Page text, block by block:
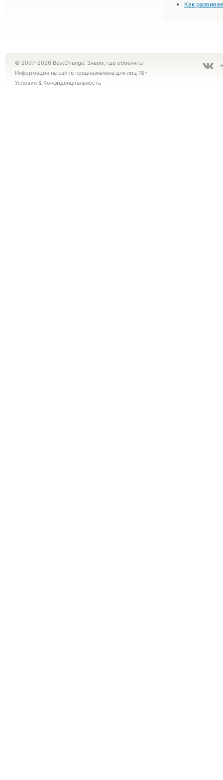
Как
© 2007-2026 BestChange. Знаем, где обменять!
Информация на сайте предназначена для лиц 18+
Условия & Конфиденциальность